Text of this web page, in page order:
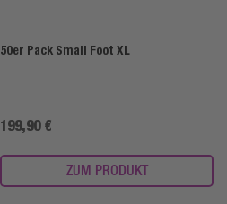
50er Pack Small Foot XL
199,90 €
ZUM PRODUKT